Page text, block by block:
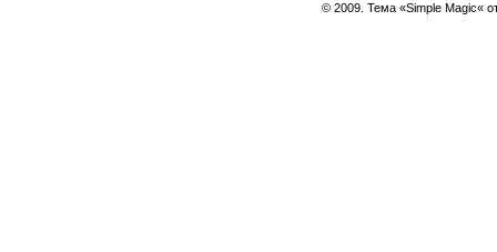
© 2009. Тема «Simple Magic«